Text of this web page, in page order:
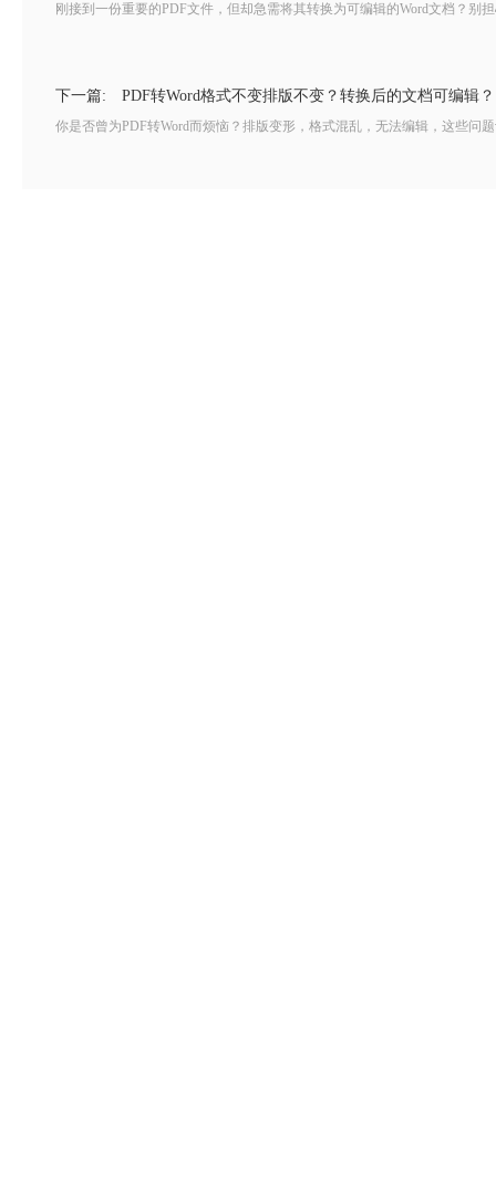
刚接到一份重要的PDF文件，但却急需将其转换为可编辑的Word文档？别
下一篇: PDF转Word格式不变排版不变？转换后的文档可编辑？
你是否曾为PDF转Word而烦恼？排版变形，格式混乱，无法编辑，这些问